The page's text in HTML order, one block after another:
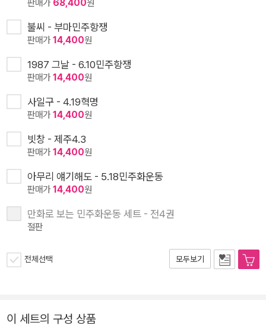
판매가 68,400원
불씨 - 부마민주항쟁
판매가14,400원
1987 그날 - 6.10민주항쟁
판매가14,400원
사일구 - 4.19혁명
판매가14,400원
빗창 - 제주4.3
판매가14,400원
아무리 얘기해도 - 5.18민주화운동
판매가14,400원
만화로 보는 민주화운동 세트 - 전4권
절판
전체선택 모두보기
이 세트의 구성 상품